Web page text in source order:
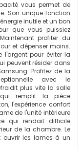
vous permet de
Son unique fonction
inutile et un bon
que vous puissiez
profiter du
et dépenser moins.
l'argent pour éviter la
peuvent résider dans
Profitez de la
avec le
plus vite la salle
remplit la pièce
l'expérience confort
de l'unité intérieure
qui rendait difficile
de la chambre. Le
les lames à un